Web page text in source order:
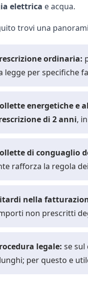
elettrica e acqua.
trovi una
ordinaria:
legge per specifiche
energetiche e
di 2 anni,
di conguaglio
rafforza la regola dei
nella
non prescritti
legale: se
per questo e